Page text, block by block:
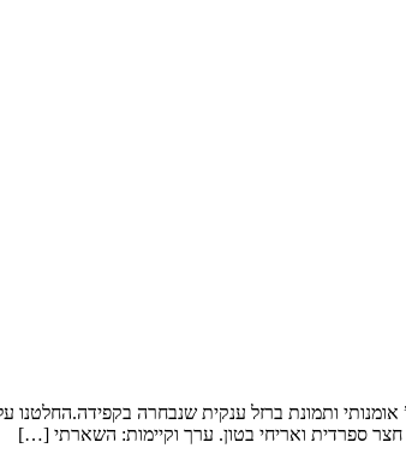
ותמונת ברזל ענקית שנבחרה
חצר ספרדית ואריחי בטון. ערך וקיימות: השארתי […]